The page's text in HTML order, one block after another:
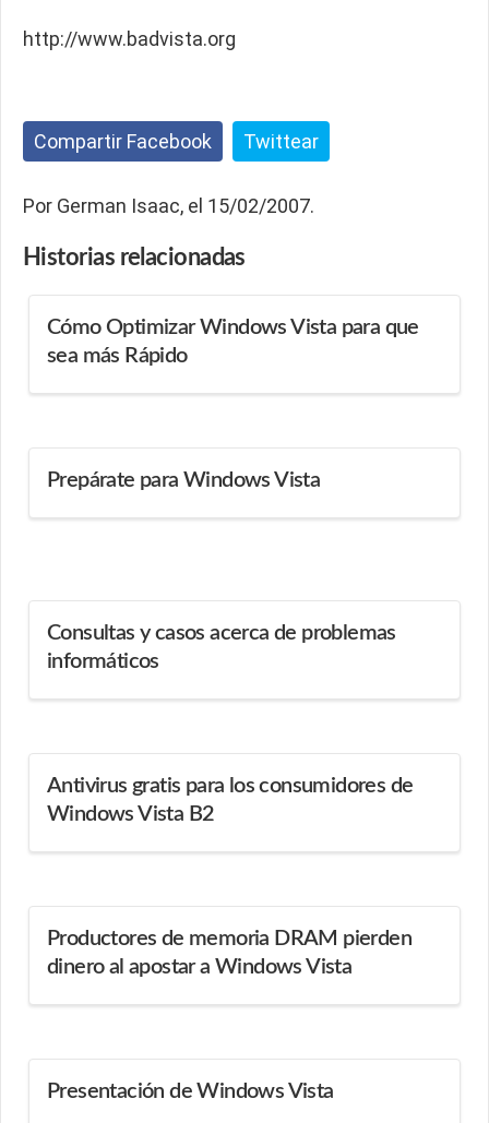
http://www.badvista.org
Compartir Facebook Twittear
Por German Isaac, el 15/02/2007.
Historias relacionadas
Cómo Optimizar Windows Vista para que
sea más Rápido
Prepárate para Windows Vista
Consultas y casos acerca de problemas
informáticos
Antivirus gratis para los consumidores de
Windows Vista B2
Productores de memoria DRAM pierden
dinero al apostar a Windows Vista
Presentación de Windows Vista